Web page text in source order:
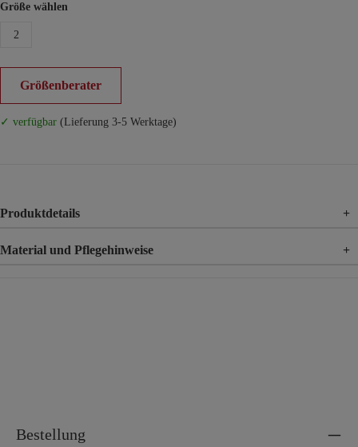
Größe wählen
2
Größenberater
✓ verfügbar (Lieferung 3-5 Werktage)
Produktdetails +
Material und Pflegehinweise +
Bestellung